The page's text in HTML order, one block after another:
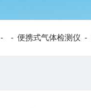
- - 便携式气体检测仪 -